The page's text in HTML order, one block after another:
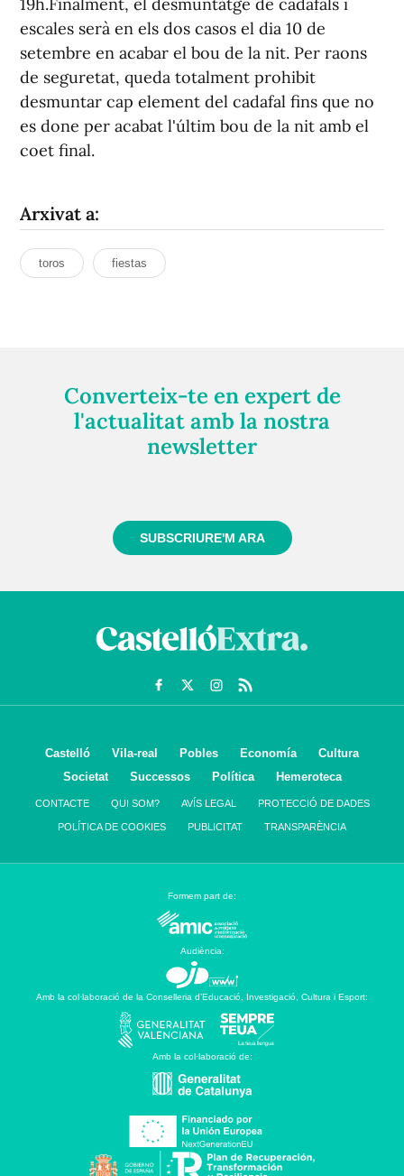
escales serà en els dos casos el dia 10 de
setembre en acabar el bou de la nit. Per raons
de seguretat, queda totalment prohibit
desmuntar cap element del cadafal fins que no
es done per acabat l'últim bou de la nit amb el
coet final.
Arxivat a:
toros fiestas
Converteix-te en expert de
l'actualitat amb la nostra
newsletter
SUBSCRIURE'M ARA
Castelló Vila-real Pobles Economía
Cultura
Societat
Successos Política Hemeroteca
CONTACTE QUI SOM? AVÍS LEGAL PROTECCIÓ DE DADES
POLÍTICA DE COOKIES PUBLICITAT TRANSPARÈNCIA
Formem part de:
Audiència:
Amb la col·laboració de la Conselleria d’Educació, Investigació, Cultura i Esport:
Amb la col·laboració de: